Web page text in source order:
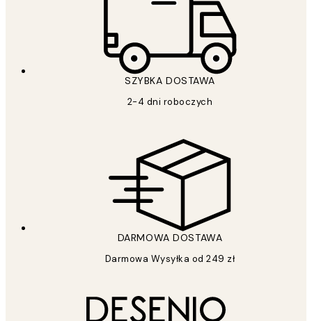
SZYBKA DOSTAWA
2-4 dni roboczych
DARMOWA DOSTAWA
Darmowa Wysyłka od 249 zł